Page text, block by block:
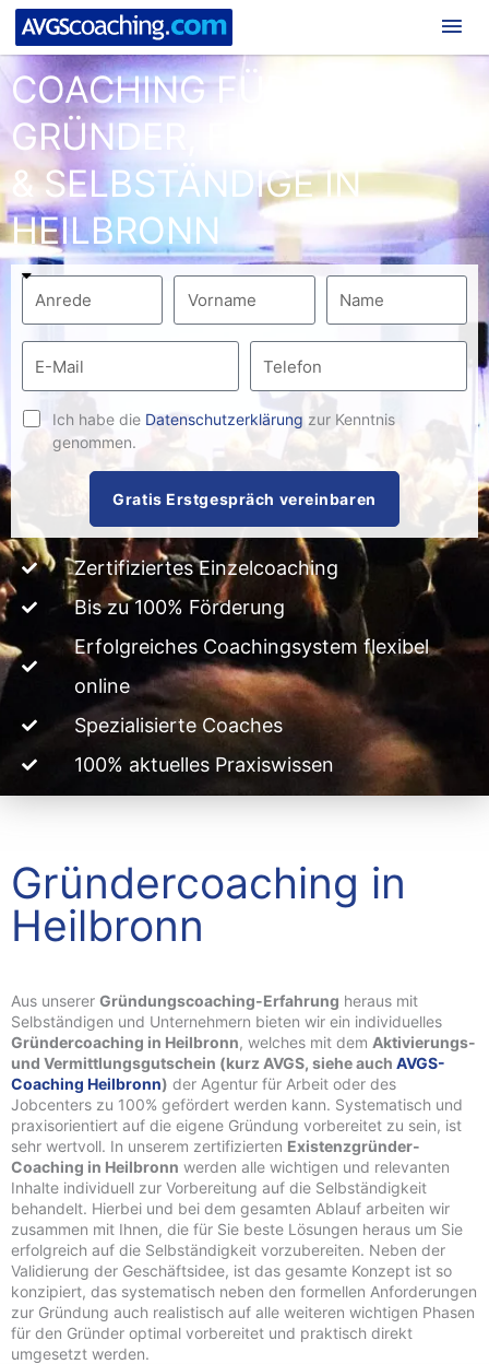
COACHING FÜR
GRÜNDER, FREIBERUFLER
& SELBSTÄNDIGE IN
HEILBRONN
Ich habe die Datenschutzerklärung zur Kenntnis
genommen.
Gratis Erstgespräch vereinbaren
Zertifiziertes Einzelcoaching
Bis zu 100% Förderung
Erfolgreiches Coachingsystem flexibel
online
Spezialisierte Coaches
100% aktuelles Praxiswissen
Gründercoaching in
Heilbronn
Aus unserer Gründungscoaching-Erfahrung heraus mit
Selbständigen und Unternehmern bieten wir ein individuelles
Gründercoaching in Heilbronn, welches mit dem Aktivierungs-
und Vermittlungsgutschein (kurz AVGS, siehe auch AVGS-
Coaching Heilbronn) der Agentur für Arbeit oder des
Jobcenters zu 100% gefördert werden kann. Systematisch und
praxisorientiert auf die eigene Gründung vorbereitet zu sein, ist
sehr wertvoll. In unserem zertifizierten Existenzgründer-
Coaching in Heilbronn werden alle wichtigen und relevanten
Inhalte individuell zur Vorbereitung auf die Selbständigkeit
behandelt. Hierbei und bei dem gesamten Ablauf arbeiten wir
zusammen mit Ihnen, die für Sie beste Lösungen heraus um Sie
erfolgreich auf die Selbständigkeit vorzubereiten. Neben der
Validierung der Geschäftsidee, ist das gesamte Konzept ist so
konzipiert, das systematisch neben den formellen Anforderungen
zur Gründung auch realistisch auf alle weiteren wichtigen Phasen
für den Gründer optimal vorbereitet und praktisch direkt
umgesetzt werden.